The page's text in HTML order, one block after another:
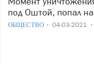
под Оштой, попал
ОБЩЕСТВО 04-03-2021